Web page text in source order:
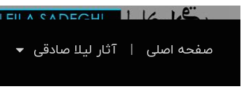
صفحه اصلی آثار لیلا صادقی